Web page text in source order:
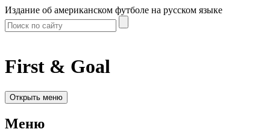
Издание об американском футболе на русском языке
First & Goal
Открыть меню
Меню